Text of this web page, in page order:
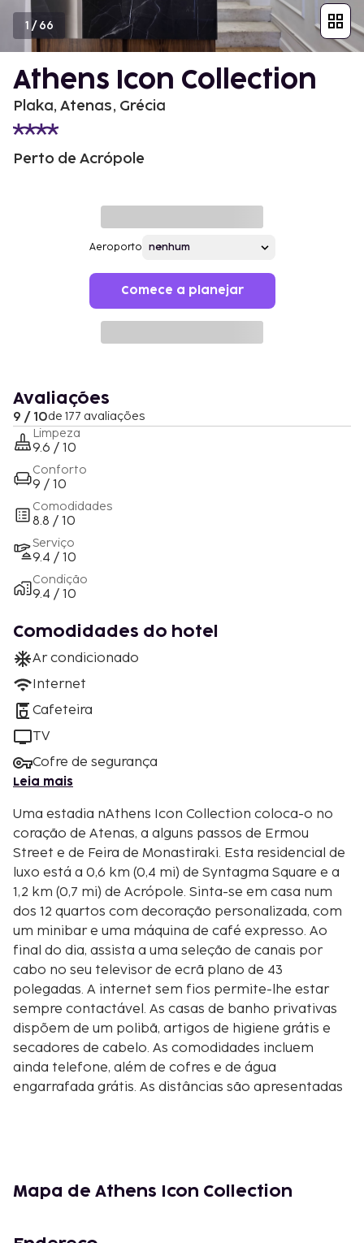
1 /66
Athens Icon Collection
Plaka, Atenas, Grécia
Perto de Acrópole
Aeroporto
Comece a planejar
Avaliações
9 / 10de 177 avaliações
Limpeza
9.6 / 10
Conforto
9 / 10
Comodidades
8.8 / 10
Serviço
9.4 / 10
Condição
9.4 / 10
Comodidades do hotel
Ar condicionado
Internet
Cafeteira
TV
Cofre de segurança
Leia mais
Uma estadia nAthens Icon Collection coloca-o no
coração de Atenas, a alguns passos de Ermou
Street e de Feira de Monastiraki. Esta residencial de
luxo está a 0,6 km (0,4 mi) de Syntagma Square e a
1,2 km (0,7 mi) de Acrópole. Sinta-se em casa num
dos 12 quartos com decoração personalizada, com
um minibar e uma máquina de café expresso. Ao
final do dia, assista a uma seleção de canais por
cabo no seu televisor de ecrã plano de 43
polegadas. A internet sem fios permite-lhe estar
sempre contactável. As casas de banho privativas
dispõem de um polibã, artigos de higiene grátis e
secadores de cabelo. As comodidades incluem
ainda telefone, além de cofres e de água
engarrafada grátis. As distâncias são apresentadas
Rua de Adrianou - 0,2 km/0,1 mi
Mapa de Athens Icon Collection